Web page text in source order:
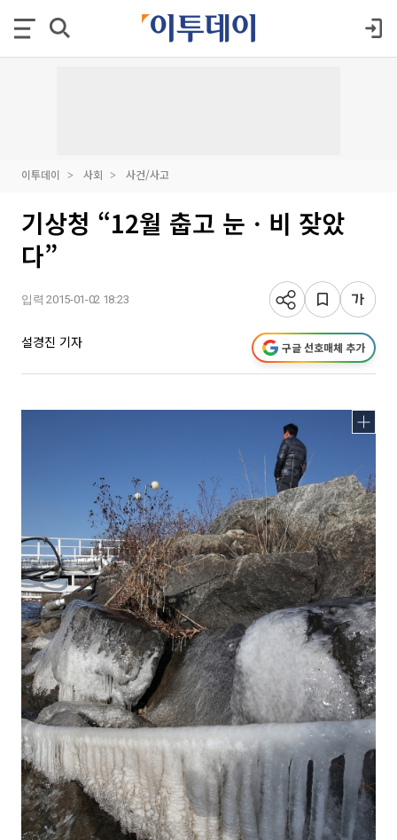
이투데이 사회 사건/사고
기상청 “12월 춥고 눈ㆍ비 잦았
다”
입력 2015-01-02 18:23
설경진 기자 구글 선호매체 추가